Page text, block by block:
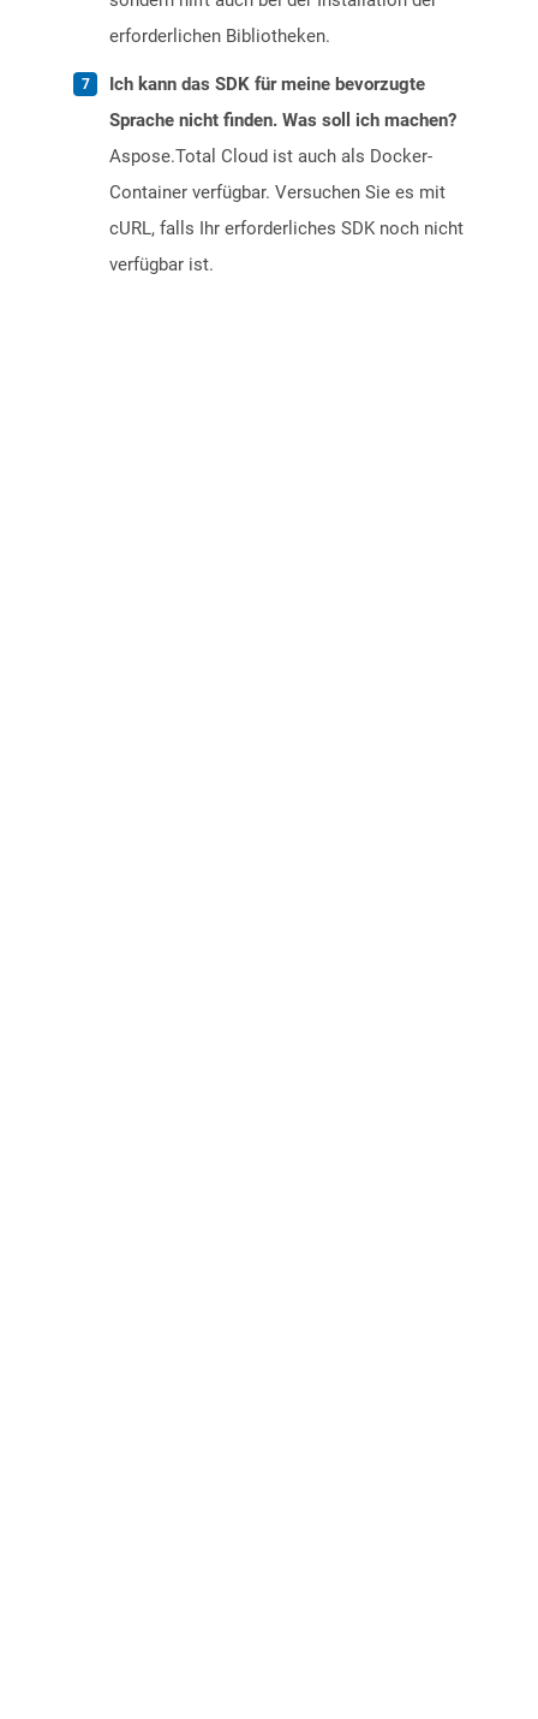
erforderlichen Bibliotheken.
Ich kann das SDK für meine bevorzugte
Sprache nicht finden. Was soll ich machen?
Aspose.Total Cloud ist auch als Docker-
Container verfügbar. Versuchen Sie es mit
cURL, falls Ihr erforderliches SDK noch nicht
verfügbar ist.